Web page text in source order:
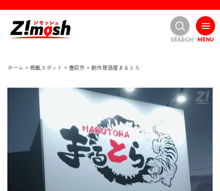
ホーム > 掲載スポット > 豊前市 > 創作居酒屋まるとら
MENU
SEARCH